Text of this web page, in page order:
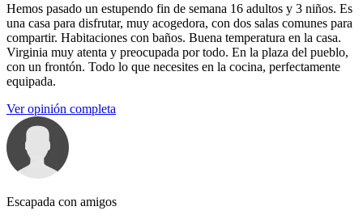
Hemos pasado un estupendo fin de semana 16 adultos y 3 niños. Es
una casa para disfrutar, muy acogedora, con dos salas comunes para
compartir. Habitaciones con baños. Buena temperatura en la casa.
Virginia muy atenta y preocupada por todo. En la plaza del pueblo,
con un frontón. Todo lo que necesites en la cocina, perfectamente
equipada.
Ver opinión completa
Escapada con amigos